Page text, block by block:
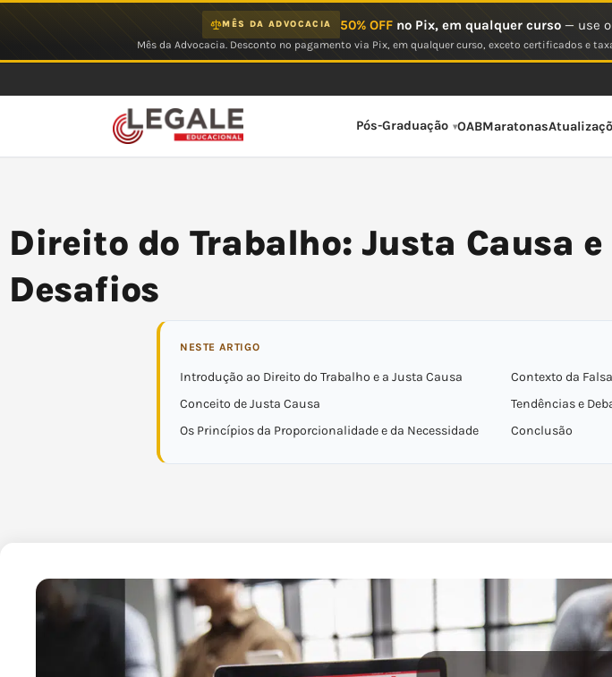
MÊS DA ADVOCACIA 50% OFFno Pix, em qualquer curso— use o
Mês da Advocacia. Desconto no pagamento via Pix, em qualquer curso, exceto certificados e
Pós-Graduação OABMaratonas
Direito do Trabalho: Justa Causa e
Desafios
NESTE ARTIGO
Introdução ao Direito do Trabalho e a Justa Causa
Conceito de Justa Causa
Os Princípios da Proporcionalidade e da Necessidade
Contexto da
Tendências e
Conclusão